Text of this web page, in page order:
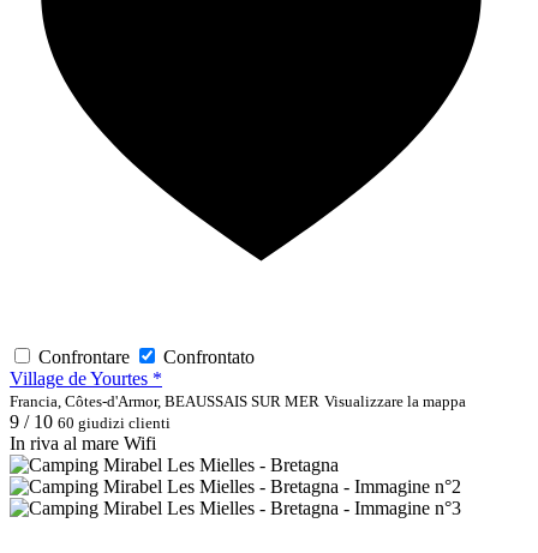
Confrontare
Confrontato
Village de Yourtes *
Francia, Côtes-d'Armor, BEAUSSAIS SUR MER Visualizzare la mappa
9 / 10 60 giudizi clienti
In riva al mare Wifi